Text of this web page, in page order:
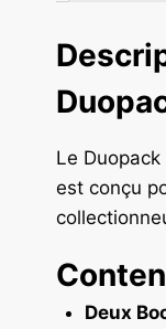
Le
est conçu
Deux